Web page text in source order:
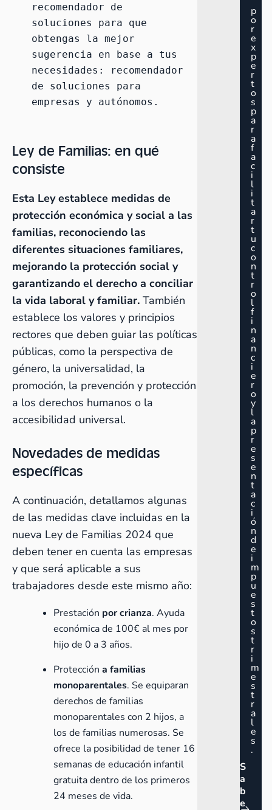
recomendador de
soluciones para que
obtengas la mejor
sugerencia en base a tus
necesidades:
recomendador
de soluciones para
empresas y autónomos .
Ley de Familias: en qué
consiste
Esta Ley establece medidas de
protección económica y social a las
familias, reconociendo las
diferentes situaciones familiares,
mejorando la protección social y
garantizando el derecho a conciliar
la vida laboral y familiar. También
establece los valores y principios
rectores que deben guiar las políticas
públicas, como la perspectiva de
género, la universalidad, la
promoción, la prevención y protección
a los derechos humanos o la
accesibilidad universal.
Novedades de medidas
específicas
A continuación, detallamos algunas
de las medidas clave incluidas en la
nueva Ley de Familias 2024 que
deben tener en cuenta las empresas
y que será aplicable a sus
trabajadores desde este mismo año:
Prestación por crianza. Ayuda
económica de 100€ al mes por
hijo de 0 a 3 años.
Protección a familias
monoparentales. Se equiparan
derechos de familias
monoparentales con 2 hijos, a
los de familias numerosas. Se
ofrece la posibilidad de tener 16
semanas de educación infantil
gratuita dentro de los primeros
24 meses de vida.
p
o
r
e
x
p
e
r
t
o
s
p
a
r
a
f
a
c
i
l
i
t
a
r
t
u
c
o
n
t
r
o
l
f
i
n
a
n
c
i
e
r
o
y
l
a
p
r
e
s
e
n
t
a
c
i
ó
n
d
e
i
m
p
u
e
s
t
o
s
t
r
i
m
e
s
t
r
a
l
e
s
.
S
a
b
e